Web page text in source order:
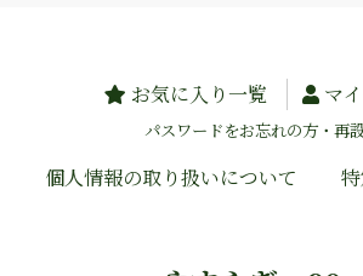
お気に入り一覧 マ
パスワードをお忘れの方・再
個人情報の取り扱いについて